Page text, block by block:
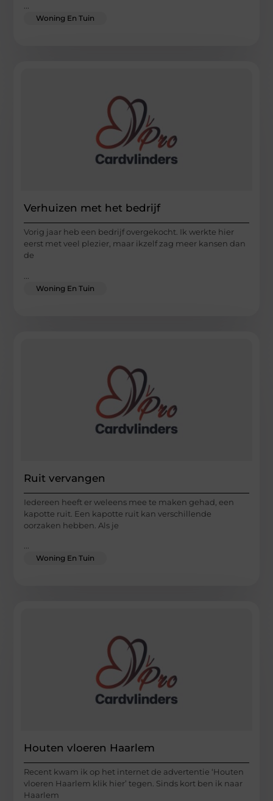
...
Woning En Tuin
Verhuizen met het bedrijf
Vorig jaar heb een bedrijf overgekocht. Ik werkte hier
eerst met veel plezier, maar ikzelf zag meer kansen dan
de
Woning En Tuin
Ruit vervangen
Iedereen heeft er weleens mee te maken gehad, een
kapotte ruit. Een kapotte ruit kan verschillende
oorzaken hebben. Als je
...
Woning En Tuin
Houten vloeren Haarlem
Recent kwam ik op het internet de advertentie ‘Houten
vloeren Haarlem klik hier’ tegen. Sinds kort ben ik naar
Haarlem